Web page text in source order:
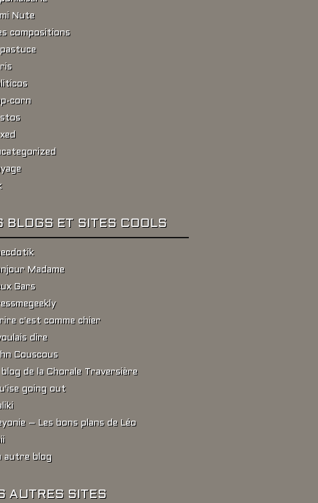
Nute
compositions
corn
BLOGS ET SITES COOLS
Madame
Gars
c'est comme chier
dire
Couscous
blog de la Chorale Traversière
going out
– Les bons plans de Léo
autre blog
AUTRES SITES